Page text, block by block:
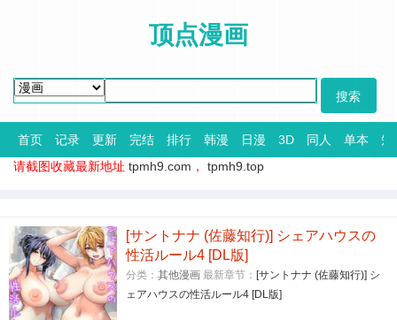
顶点漫画
首页 记录 更新 完结 排行 韩漫 日漫 3D 同人 单本
短
请截图收藏最新地址 tpmh9.com ， tpmh9.top
[サントナナ (佐藤知行)] シェアハウスの
性活ルール4 [DL版]
分类： 其他漫画 最新章节： [サントナナ (佐藤知行)] シ
ェアハウスの性活ルール4 [DL版]